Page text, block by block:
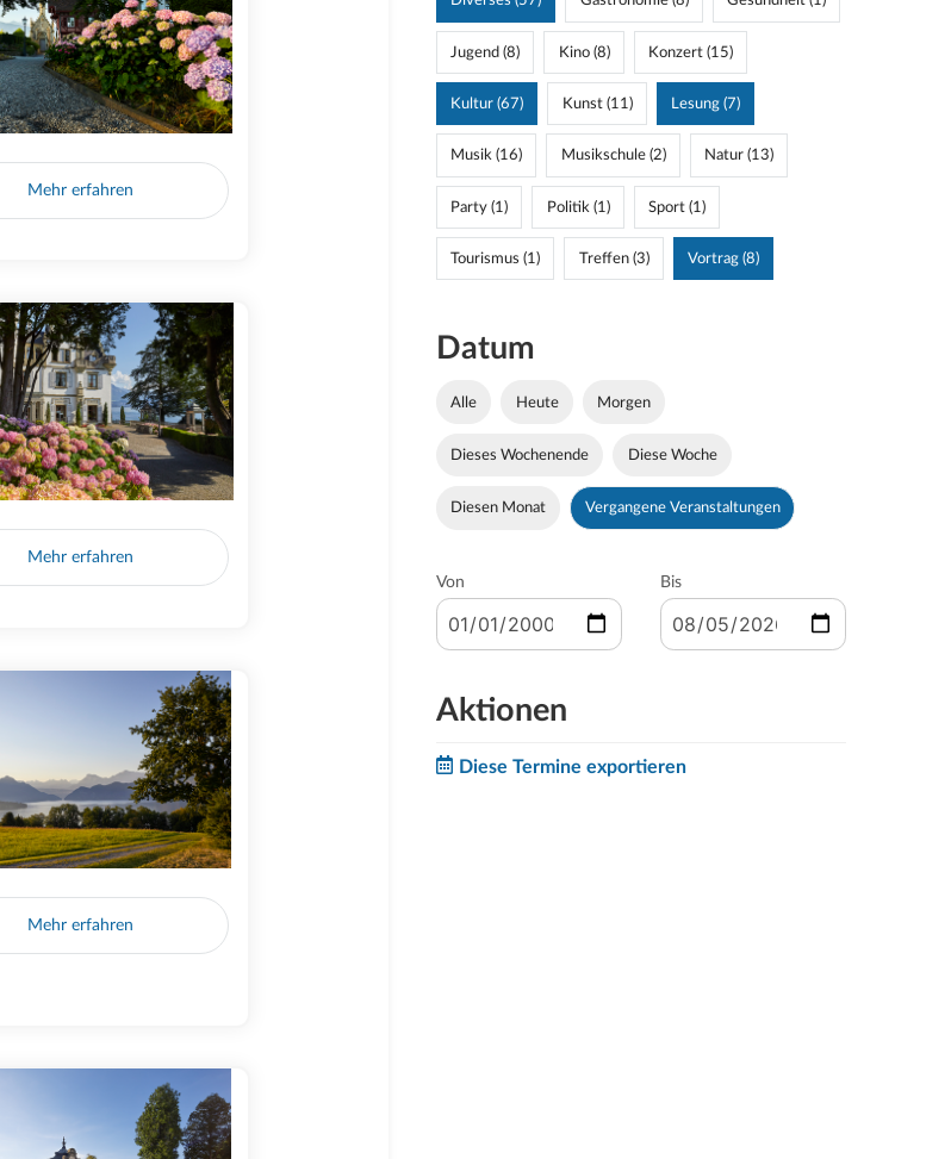
Mehr erfahren
Mehr erfahren
Mehr erfahren
Jugend (8) Kino (8) Konzert (15)
Kultur (67) Kunst (11) Lesung (7)
Musik (16) Musikschule (2) Natur (13)
Party (1) Politik (1) Sport (1)
Tourismus (1) Treffen (3) Vortrag (8)
Datum
Alle Heute Morgen
Dieses Wochenende Diese Woche
Diesen Monat Vergangene Veranstaltungen
Von Bis
Aktionen
Diese Termine exportieren